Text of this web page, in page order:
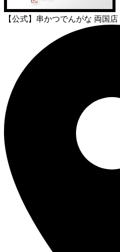
【公式】串かつでんがな 両国